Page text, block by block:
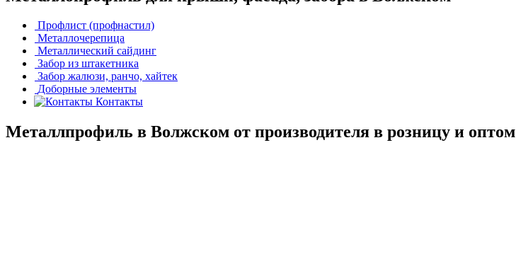
Профлист (профнастил)
Металлочерепица
Металлический сайдинг
Забор из штакетника
Забор жалюзи, ранчо, хайтек
Доборные элементы
Контакты
Металлпрофиль в Волжском от производителя в розницу и оптом